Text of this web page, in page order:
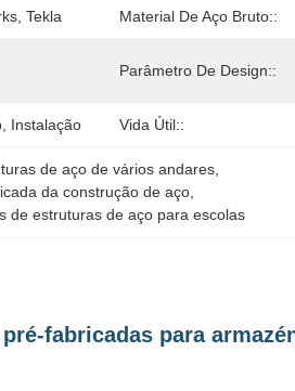
Tekla Material De Aço Bruto::
Parâmetro De Design::
Instalação Vida Útil::
de aço de vários andares
da construção de aço
de estruturas de aço para escolas
fabricadas para